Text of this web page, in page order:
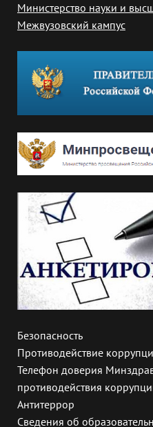
Министерство науки и
Межвузовский кампус
Безопасность
Противодействие
Телефон доверия
противодействия
Антитеррор
Сведения об